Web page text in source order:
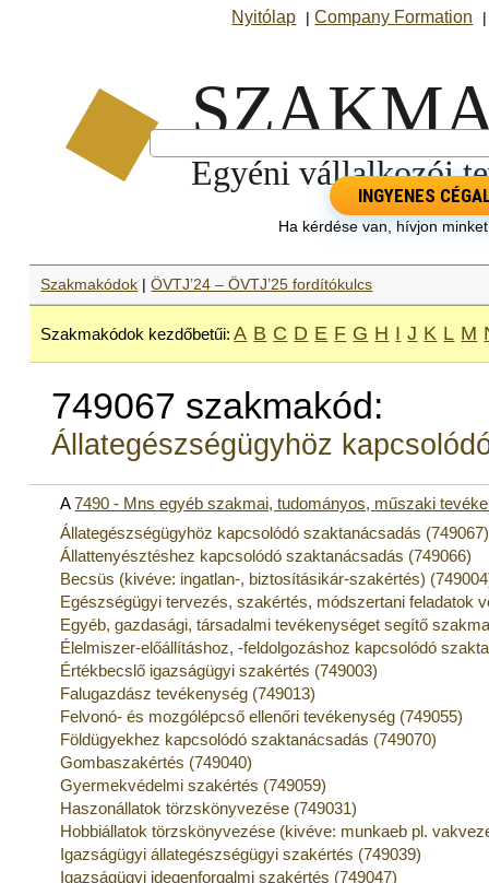
Nyitólap |Company Formation
INGYENES
Ha kérdése van, hívjon
Szakmakódok |ÖVTJ’24 – ÖVTJ’25 fordítókulcs
Szakmakódok kezdőbetűi: A B C D E F G H I J K L M
749067 szakmakód:
Állategészségügyhöz
A7490 - Mns egyéb szakmai, tudományos, műszaki
Állategészségügyhöz kapcsolódó szaktanácsadás (749067)
Állattenyésztéshez kapcsolódó szaktanácsadás (749066)
Becsüs (kivéve: ingatlan-, biztosításikár-szakértés)
Egészségügyi tervezés, szakértés, módszertani feladatok
Egyéb, gazdasági, társadalmi tevékenységet segítő
Élelmiszer-előállításhoz, -feldolgozáshoz kapcsolódó
Értékbecslő igazságügyi szakértés (749003)
Falugazdász tevékenység (749013)
Felvonó- és mozgólépcső ellenőri tevékenység (749055)
Földügyekhez kapcsolódó szaktanácsadás (749070)
Gombaszakértés (749040)
Gyermekvédelmi szakértés (749059)
Haszonállatok törzskönyvezése (749031)
Hobbiállatok törzskönyvezése (kivéve: munkaeb pl.
Igazságügyi állategészségügyi szakértés (749039)
Igazságügyi idegenforgalmi szakértés (749047)